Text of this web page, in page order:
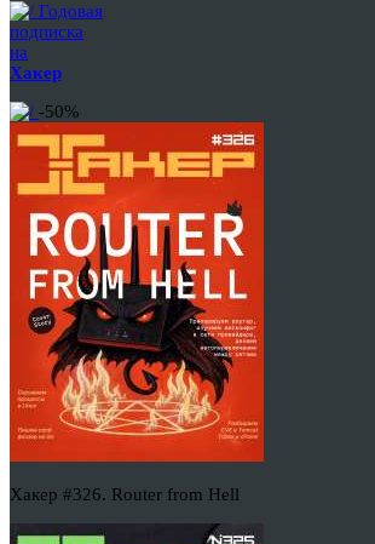
Годовая
подписка
на
Хакер
-50%
Хакер #326. Router from Hell